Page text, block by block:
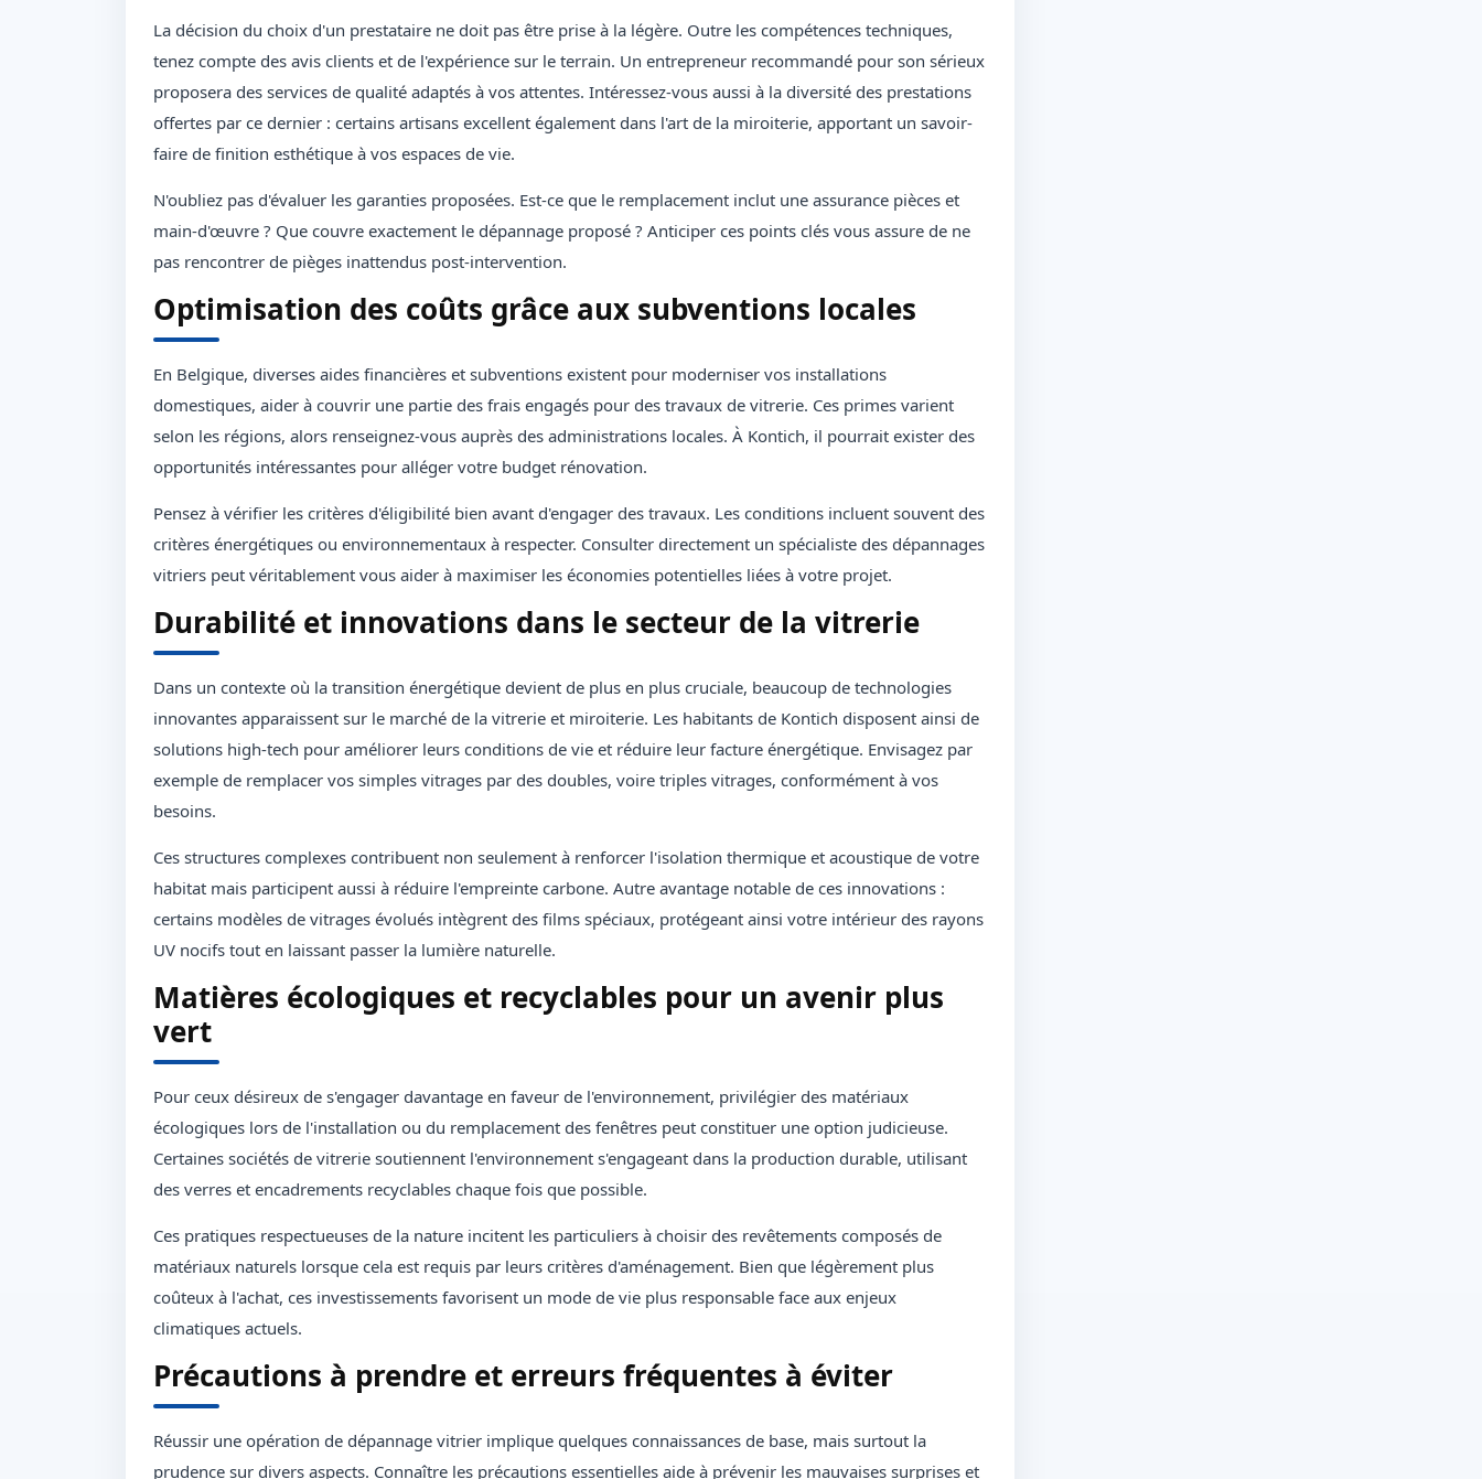
La décision du choix d'un prestataire ne doit pas être prise à la légère. Outre les compétences techniques,
tenez compte des avis clients et de l'expérience sur le terrain. Un entrepreneur recommandé pour son sérieux
proposera des services de qualité adaptés à vos attentes. Intéressez-vous aussi à la diversité des prestations
offertes par ce dernier : certains artisans excellent également dans l'art de la miroiterie, apportant un savoir-
faire de finition esthétique à vos espaces de vie.
N'oubliez pas d'évaluer les garanties proposées. Est-ce que le remplacement inclut une assurance pièces et
main-d'œuvre ? Que couvre exactement le dépannage proposé ? Anticiper ces points clés vous assure de ne
pas rencontrer de pièges inattendus post-intervention.
Optimisation des coûts grâce aux subventions locales
En Belgique, diverses aides financières et subventions existent pour moderniser vos installations
domestiques, aider à couvrir une partie des frais engagés pour des travaux de vitrerie. Ces primes varient
selon les régions, alors renseignez-vous auprès des administrations locales. À Kontich, il pourrait exister des
opportunités intéressantes pour alléger votre budget rénovation.
Pensez à vérifier les critères d'éligibilité bien avant d'engager des travaux. Les conditions incluent souvent des
critères énergétiques ou environnementaux à respecter. Consulter directement un spécialiste des dépannages
vitriers peut véritablement vous aider à maximiser les économies potentielles liées à votre projet.
Durabilité et innovations dans le secteur de la vitrerie
Dans un contexte où la transition énergétique devient de plus en plus cruciale, beaucoup de technologies
innovantes apparaissent sur le marché de la vitrerie et miroiterie. Les habitants de Kontich disposent ainsi de
solutions high-tech pour améliorer leurs conditions de vie et réduire leur facture énergétique. Envisagez par
exemple de remplacer vos simples vitrages par des doubles, voire triples vitrages, conformément à vos
besoins.
Ces structures complexes contribuent non seulement à renforcer l'isolation thermique et acoustique de votre
habitat mais participent aussi à réduire l'empreinte carbone. Autre avantage notable de ces innovations :
certains modèles de vitrages évolués intègrent des films spéciaux, protégeant ainsi votre intérieur des rayons
UV nocifs tout en laissant passer la lumière naturelle.
Matières écologiques et recyclables pour un avenir plus
vert
Pour ceux désireux de s'engager davantage en faveur de l'environnement, privilégier des matériaux
écologiques lors de l'installation ou du remplacement des fenêtres peut constituer une option judicieuse.
Certaines sociétés de vitrerie soutiennent l'environnement s'engageant dans la production durable, utilisant
des verres et encadrements recyclables chaque fois que possible.
Ces pratiques respectueuses de la nature incitent les particuliers à choisir des revêtements composés de
matériaux naturels lorsque cela est requis par leurs critères d'aménagement. Bien que légèrement plus
coûteux à l'achat, ces investissements favorisent un mode de vie plus responsable face aux enjeux
climatiques actuels.
Précautions à prendre et erreurs fréquentes à éviter
Réussir une opération de dépannage vitrier implique quelques connaissances de base, mais surtout la
prudence sur divers aspects. Connaître les précautions essentielles aide à prévenir les mauvaises surprises et